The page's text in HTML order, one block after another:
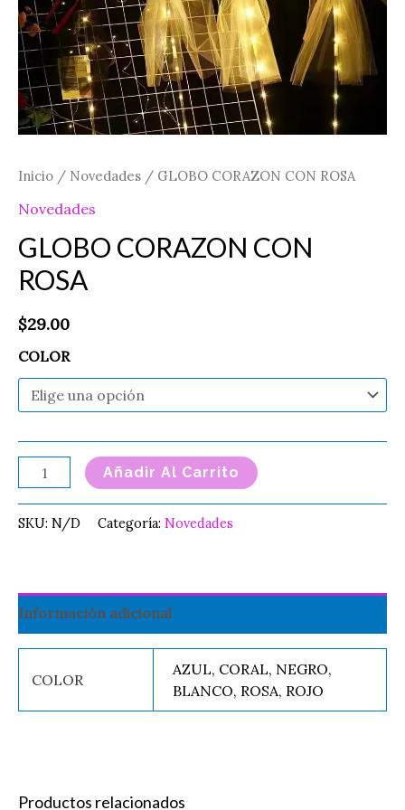
Inicio / Novedades / GLOBO CORAZON CON ROSA
Novedades
GLOBO CORAZON CON
ROSA
$29.00
COLOR
Añadir Al Carrito
SKU: N/D Categoría: Novedades
Información adicional
COLOR
AZUL, CORAL, NEGRO,
BLANCO, ROSA, ROJO
Productos relacionados